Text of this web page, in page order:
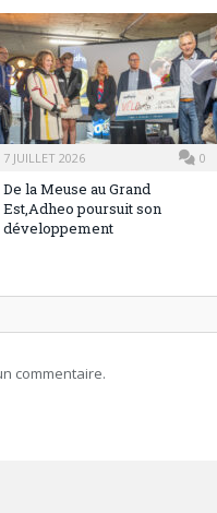
7 JUILLET 2026 0
De la Meuse au Grand
Est,Adheo poursuit son
développement
commentaire.